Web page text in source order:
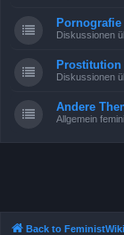
Pornografie
Diskussionen
Prostitution
Diskussionen
Andere
Allgemein
Back to FeministWiki